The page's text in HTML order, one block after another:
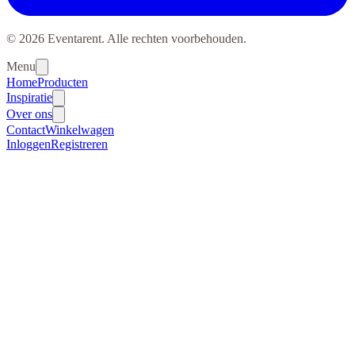
© 2026 Eventarent. Alle rechten voorbehouden.
Menu
HomeProducten
Inspiratie
Over ons
ContactWinkelwagen
InloggenRegistreren